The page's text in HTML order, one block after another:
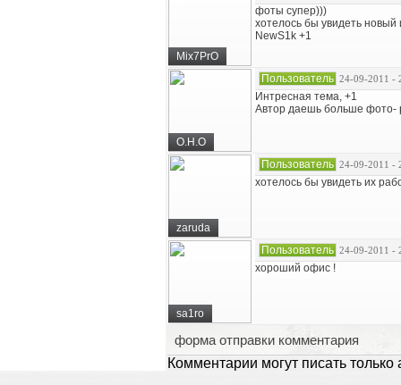
Mix7PrO
фоты супер)))
хотелось бы увидеть
NewS1k +1
O.H.O
Пользователь 24-09-2011 -
Интресная тема, +1
Автор даешь больше фото-
zaruda
Пользователь 24-09-2011 -
хотелось бы увидеть их
sa1ro
Пользователь 24-09-2011 -
хороший офис !
форма отправки комментария
Комментарии могут писать